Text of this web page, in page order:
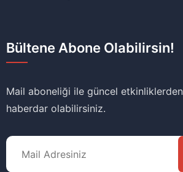
Bültene Abone Olabilirsin!
Mail aboneliği ile güncel etkinliklerden
haberdar olabilirsiniz.